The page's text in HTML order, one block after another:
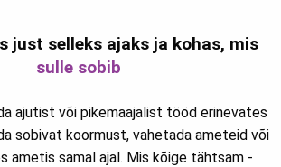
just selleks ajaks ja kohas, mis
sulle sobib
ajutist või pikemaajalist tööd erinevates
sobivat koormust, vahetada ameteid või
ametis samal ajal. Mis kõige tähtsam -